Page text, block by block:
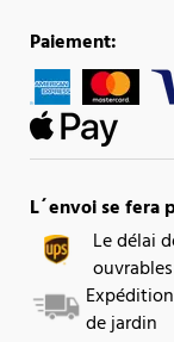
Paiement:
L´envoi se fera
Le délai
ouvrables
de jardin